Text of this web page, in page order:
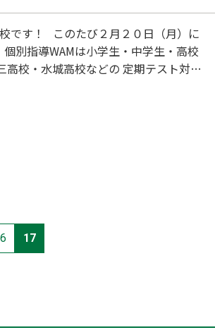
です！ このたび２月２０日（月）に
別指導WAMは小学生・中学生・高校
校・水城高校などの 定期テスト対
17